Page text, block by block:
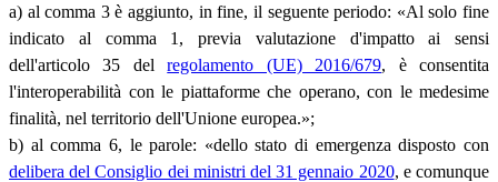
a) al comma 3 è aggiunto, in fine, il seguente periodo: «Al solo fine
indicato al comma 1, previa valutazione d'impatto ai sensi
dell'articolo 35 delregolamento (UE) 2016/679, è consentita
l'interoperabilità con le piattaforme che operano, con le medesime
finalità, nel territorio dell'Unione europea.»;
b) al comma 6, le parole: «dello stato di emergenza disposto con
delibera del Consiglio dei ministri del 31 gennaio 2020, e comunque